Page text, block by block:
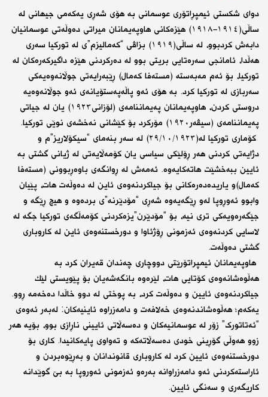
دوای شكستی ئیمپڕاتۆری عوسمانی به‌ هۆی شه‌ڕی یه‌كه‌می جیهانی له‌
ساڵی(١٩١٤-١٩١٨) هێزه‌كانی هاوپه‌یمانان میراتی ده‌وڵه‌تی عوسمانیان
دابەش کردبوو، ‎له‌ ساڵی(١٩١٩) بزاڤی “كه‌مالیزم”ی له‌ توركیا سه‌ری
هه‌ڵدا، ئامانجی سه‌ره‌تایی بریتی بوو له‌ ده‌ركردنی هێزه‌ داگیركه‌ره‌كان له‌
توركیا، بۆ ئه‌م مه‌به‌سته (مسته‌فا كه‌مال) ڕێبه‌رایه‌تی جوڵانه‌وه‌یه‌كی
سه‌ربازی له‌ توركیا كرد. به ‌هۆی ئه‌و پاڵه‌په‌ستۆیانه‌ی ئه‌و جوڵانه‌وه‌یه‌
دروستی كردن، هاوپه‌یمانان په‌یماننامه‌ی (لۆزانی١٩٢٣) یان له‌ جیاتی
په‌یماننامه‌ی (سیڤه‌ر١٩٢٠) مۆركرد بۆ كێشانی نه‌خشه‌ی نوێی توركیا.
‎‎ كۆماری توركیا له(٢٩/١٠/١٩٢٣) له‌ سه‌ر بنه‌مای “سیكۆلاریز”م و
دژایه‌تی كردنی هه‌ر ڕۆلێكی سیاسی یان كۆمه‌ڵایه‌تی له‌ ژیانی گشتی به‌
ئایین ببه‌خشێت هاته‌كایه‌وه‌. ئه‌مه‌ش له‌ ڕوانگه‌ی باوه‌ڕبوونی (مسته‌فا
كه‌مال)و یاریده‌ده‌ره‌كانی بۆ جیاكردنه‌وه‌ی ئاین له‌ ده‌وڵه‌ت هات، پێیان
وابوو ئه‌وڕوپا له‌و ڕێگه‌یه‌وه‌ شه‌ڕی “مۆدێرنه‌”ی برده‌وه‌ و هیچ ڕێگه‌ و
جێگەرەویەکی تری نیه،‌ بۆ “مۆدێرن”یزه‌كردنی كۆمه‌ڵگه‌ی توركیا جگه‌ له‌
لاسایی كردنه‌وه‌ی ئه‌زمونی ڕۆژئاوا و دورخستنه‌وه‌ی ئاین له‌ كاروباری
گشتی ده‌وڵه‌ت.
‎ هاوپەیمانان ئیمپراتۆرێتی دووچاری چه‌ندان قه‌یران كرد به‌
هه‌ڵوه‌شانه‌وه‌ی كۆتایی هات، لێره‌وه‌ بانگه‌شه‌یان بۆ پێویستی لێك
جیاكردنه‌وه‌ی ئایین و ده‌وڵه‌ت كرد،‌ به‌ پوختی له‌ دوو خاڵدا دەخەمە ڕوو.
یه‌كه‌م؛ هه‌ڵوه‌شاندنه‌وه‌ی خه‌لافه‌ت و دامه‌زراوه‌ ئاینیه‌كان: له‌به‌ر ئه‌وه‌ی
“ئەتاتورک” زۆر له‌ عوسمانیه‌كان و ده‌سه‌ڵاتی ئایینی ناڕازی بوو، بۆیه‌ هه‌ر
زوو هه‌وڵی گۆڕینی خودی ده‌سه‌ڵاته‌كه‌ و ته‌واوی پایه‌كانیدا. كاری بۆ
دورخستنه‌وه‌ی ئایین كرد له‌ كاروباری قانوندانان و به‌ڕێوه‌بردن و
ئاراسته‌كردنی ئه‌و دامه‌زراوانه‌ به‌ره‌و ئه‌زمونی ئه‌وروپا به‌ بێ گوێدانه‌
كاریگه‌ری و سه‌نگی ئایین.